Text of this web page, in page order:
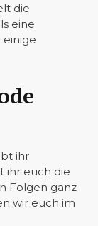
die
eine
ihr
ihr euch die
Folgen ganz
wir euch im